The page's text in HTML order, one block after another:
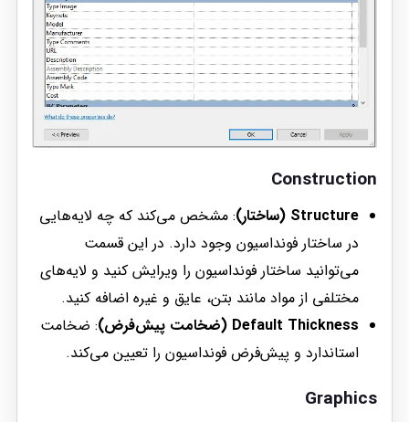
Construction
Structure (ساختار)
: مشخص می‌کند که چه لایه‌هایی
در ساختار فونداسیون وجود دارد. در این قسمت
می‌توانید ساختار فونداسیون را ویرایش کنید و لایه‌های
مختلفی از مواد مانند بتن، عایق و غیره اضافه کنید.
Default Thickness (ضخامت پیش‌فرض)
: ضخامت
استاندارد و پیش‌فرض فونداسیون را تعیین می‌کند.
Graphics